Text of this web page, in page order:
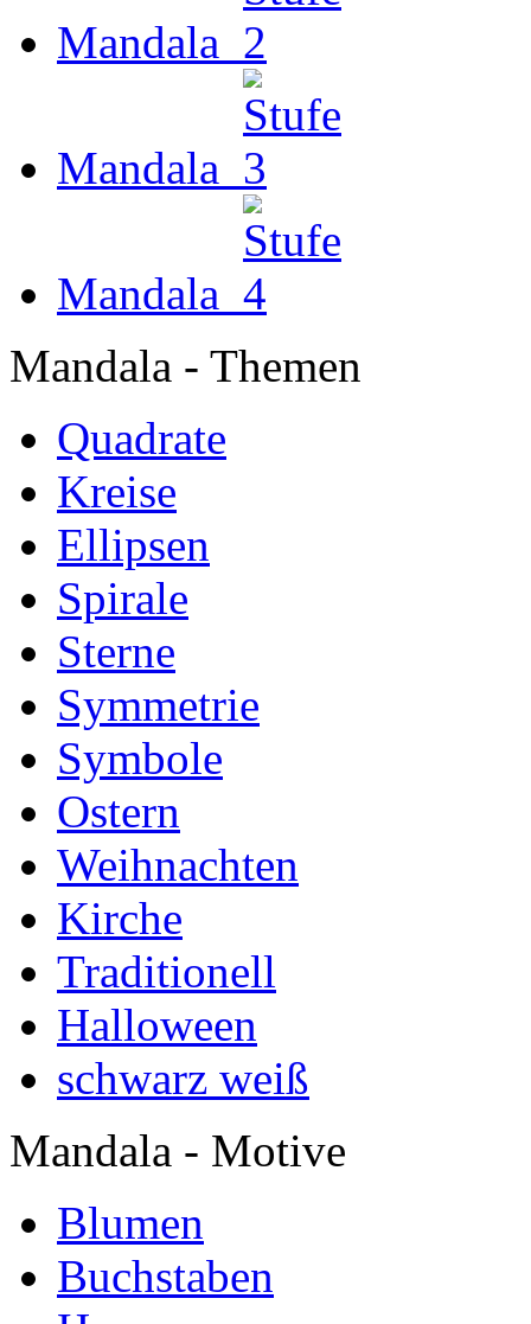
Mandala
Mandala
Mandala
Mandala - Themen
Quadrate
Kreise
Ellipsen
Spirale
Sterne
Symmetrie
Symbole
Ostern
Weihnachten
Kirche
Traditionell
Halloween
schwarz weiß
Mandala - Motive
Blumen
Buchstaben